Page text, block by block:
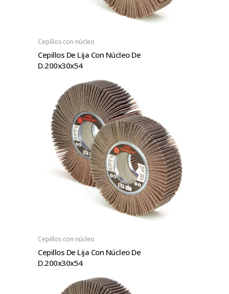
Cepillos con núcleo
Cepillos De Lija Con Núcleo De
D.200x30x54
Cepillos con núcleo
Cepillos De Lija Con Núcleo De
D.200x30x54